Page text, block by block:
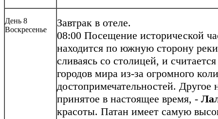
День 8
Воскресенье
Завтрак в отеле.
08:00 Посещение исторической
находится по южную сторону
сливаясь со столицей, и
городов мира из-за огромного
достопримечательностей. Другое
принятое в настоящее время, -
красоты. Патан имеет самую